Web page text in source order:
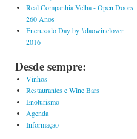
Real Companhia Velha - Open Doors
260 Anos
Encruzado Day by #daowinelover
2016
Desde sempre:
Vinhos
Restaurantes e Wine Bars
Enoturismo
Agenda
Informação